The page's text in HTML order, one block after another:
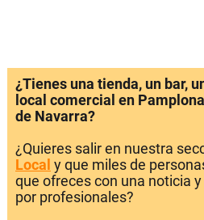
¿Tienes una tienda, un bar,
local comercial en
de Navarra?
¿Quieres salir en nuestra
Local y que miles de
que ofreces con una noticia
por profesionales?